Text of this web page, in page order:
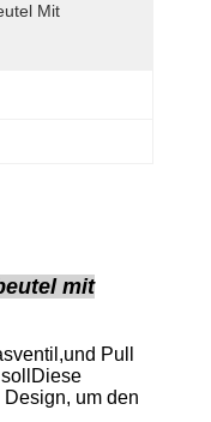
Mit
mit
Pull
um den